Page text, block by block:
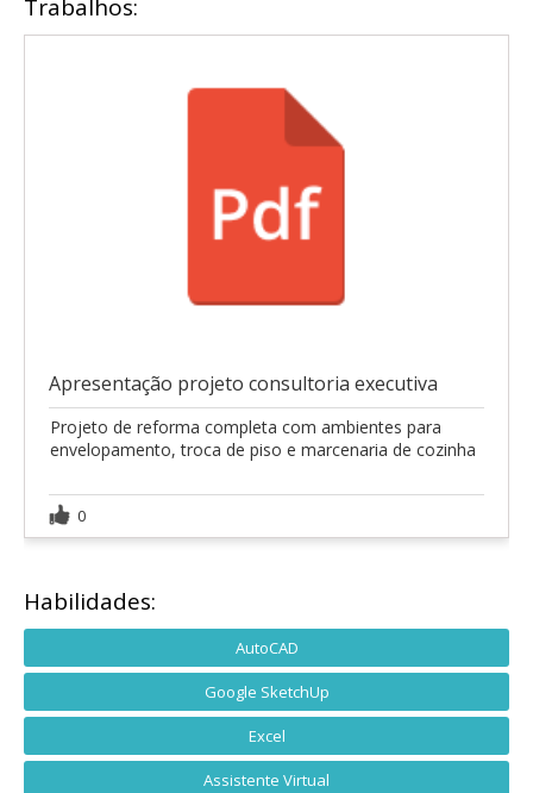
Trabalhos:
Apresentação projeto consultoria executiva
Projeto de reforma completa com ambientes para
envelopamento, troca de piso e marcenaria de cozinha
0
Habilidades:
AutoCAD
Google SketchUp
Excel
Assistente Virtual